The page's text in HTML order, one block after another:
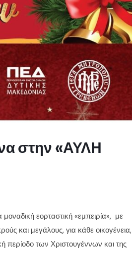
στην «ΑΥΛΗ
εορταστική «εμπειρία», με
και μεγάλους, για κάθε οικογένεια,
περίοδο των Χριστουγέννων και της